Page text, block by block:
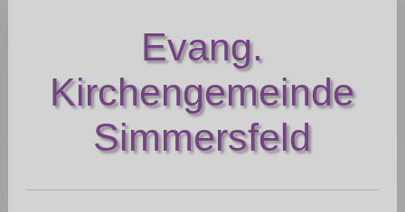
Evang.
Kirchengemeinde
Simmersfeld